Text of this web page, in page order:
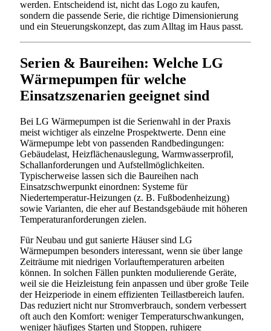
werden. Entscheidend ist, nicht das Logo zu kaufen,
sondern die passende Serie, die richtige Dimensionierung
und ein Steuerungskonzept, das zum Alltag im Haus passt.
Serien & Baureihen: Welche LG
Wärmepumpen für welche
Einsatzszenarien geeignet sind
Bei LG Wärmepumpen ist die Serienwahl in der Praxis
meist wichtiger als einzelne Prospektwerte. Denn eine
Wärmepumpe lebt von passenden Randbedingungen:
Gebäudelast, Heizflächenauslegung, Warmwasserprofil,
Schallanforderungen und Aufstellmöglichkeiten.
Typischerweise lassen sich die Baureihen nach
Einsatzschwerpunkt einordnen: Systeme für
Niedertemperatur-Heizungen (z. B. Fußbodenheizung)
sowie Varianten, die eher auf Bestandsgebäude mit höheren
Temperaturanforderungen zielen.
Für Neubau und gut sanierte Häuser sind LG
Wärmepumpen besonders interessant, wenn sie über lange
Zeiträume mit niedrigen Vorlauftemperaturen arbeiten
können. In solchen Fällen punkten modulierende Geräte,
weil sie die Heizleistung fein anpassen und über große Teile
der Heizperiode in einem effizienten Teillastbereich laufen.
Das reduziert nicht nur Stromverbrauch, sondern verbessert
oft auch den Komfort: weniger Temperaturschwankungen,
weniger häufiges Starten und Stoppen, ruhigere